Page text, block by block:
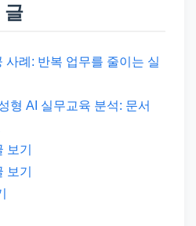
글
사례: 반복 업무를 줄이는 실
형 AI 실무교육 분석: 문서
보기
보기